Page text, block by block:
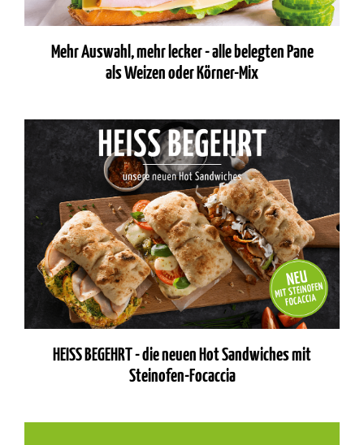
Mehr Auswahl, mehr lecker - alle belegten Pane
als Weizen oder Körner-Mix
HEISS BEGEHRT - die neuen Hot Sandwiches mit
Steinofen-Focaccia